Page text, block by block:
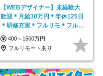
【WEBデザイナー】未経験大
歓迎＊月給30万円＊年休125日
＊研修充実＊フルリモ＊フルフ
レックス＊
400～1500万円
フルリモートあり